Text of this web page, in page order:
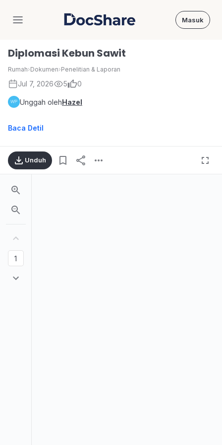
DocShare Masuk
Diplomasi Kebun Sawit
Rumah›Dokumen›Penelitian & Laporan
Jul 7, 2026 5 0
Unggah olehHazel
Baca Detil
Unduh